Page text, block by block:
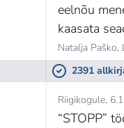
eelnõu
kaasata
muutmise vajalikkuse
ja
Natalja Paško,
2391
Riigikogule
“STOPP”